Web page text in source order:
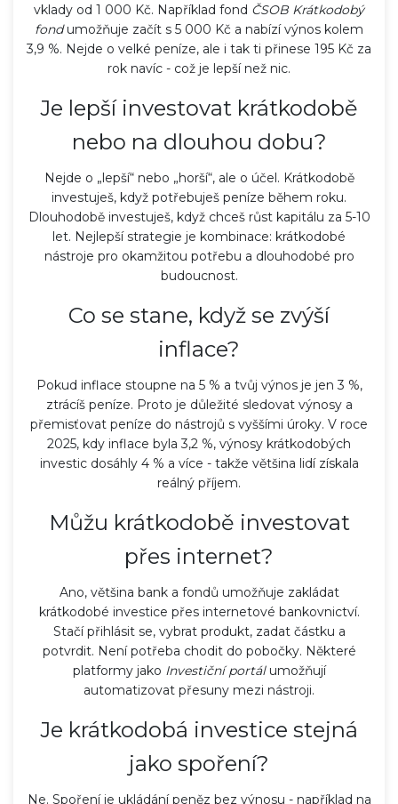
vklady od 1 000 Kč. Například fond ČSOB Krátkodobý
fondumožňuje začít s 5 000 Kč a nabízí výnos kolem
3,9 %. Nejde o velké peníze, ale i tak ti přinese 195 Kč za
rok navíc - což je lepší než nic.
Je lepší investovat krátkodobě
nebo na dlouhou dobu?
Nejde o „lepší“ nebo „horší“, ale o účel. Krátkodobě
investuješ, když potřebuješ peníze během roku.
Dlouhodobě investuješ, když chceš růst kapitálu za 5-10
let. Nejlepší strategie je kombinace: krátkodobé
nástroje pro okamžitou potřebu a dlouhodobé pro
budoucnost.
Co se stane, když se zvýší
inflace?
Pokud inflace stoupne na 5 % a tvůj výnos je jen 3 %,
ztrácíš peníze. Proto je důležité sledovat výnosy a
přemisťovat peníze do nástrojů s vyššími úroky. V roce
2025, kdy inflace byla 3,2 %, výnosy krátkodobých
investic dosáhly 4 % a více - takže většina lidí získala
reálný příjem.
Můžu krátkodobě investovat
přes internet?
Ano, většina bank a fondů umožňuje zakládat
krátkodobé investice přes internetové bankovnictví.
Stačí přihlásit se, vybrat produkt, zadat částku a
potvrdit. Není potřeba chodit do pobočky. Některé
platformy jako Investiční portálumožňují
automatizovat přesuny mezi nástroji.
Je krátkodobá investice stejná
jako spoření?
Ne. Spoření je ukládání peněz bez výnosu - například na